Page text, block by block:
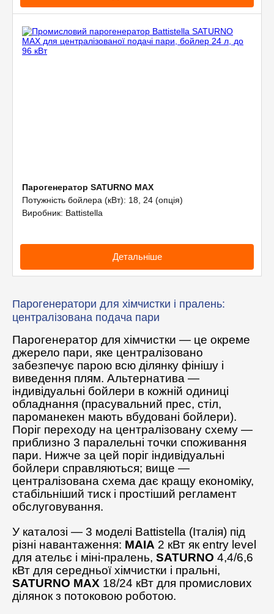
Парогенератор SATURNO MAX
Потужність бойлера (кВт): 18, 24 (опція)
Виробник: Battistella
Детальніше
Парогенератори для хімчистки і пралень:
централізована подача пари
Парогенератор для хімчистки — це окреме
джерело пари, яке централізовано
забезпечує парою всю ділянку фінішу і
виведення плям. Альтернатива —
індивідуальні бойлери в кожній одиниці
обладнання (прасувальний прес, стіл,
пароманекен мають вбудовані бойлери).
Поріг переходу на централізовану схему —
приблизно 3 паралельні точки споживання
пари. Нижче за цей поріг індивідуальні
бойлери справляються; вище —
централізована схема дає кращу економіку,
стабільніший тиск і простіший регламент
обслуговування.
У каталозі — 3 моделі Battistella (Італія) під
різні навантаження: MAIA 2 кВт як entry level
для ательє і міні-пралень, SATURNO 4,4/6,6
кВт для середньої хімчистки і пральні,
SATURNO MAX 18/24 кВт для промислових
ділянок з потоковою роботою.